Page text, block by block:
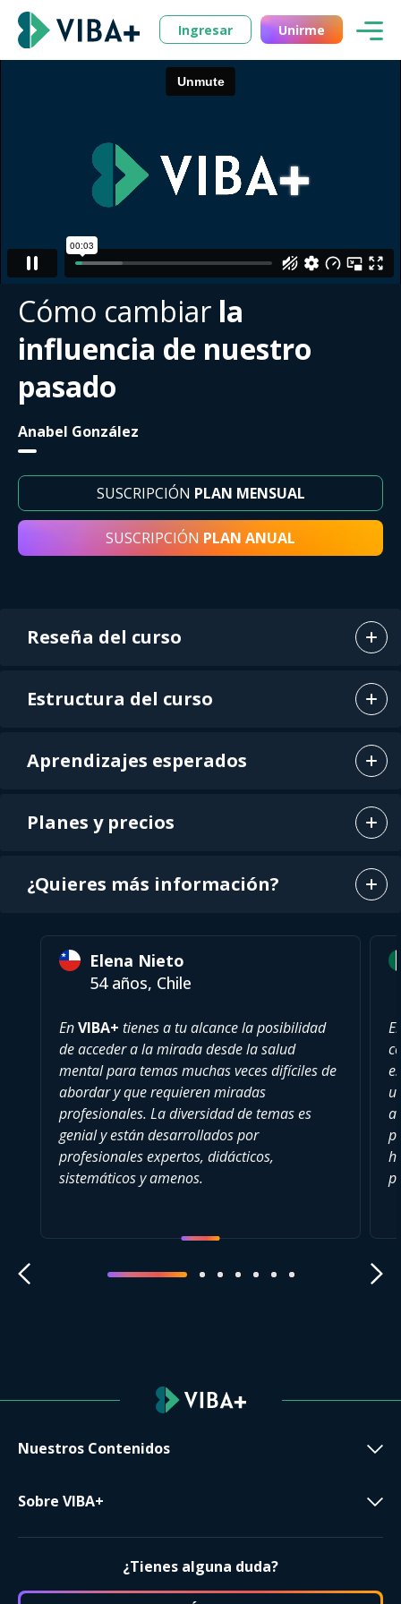
Ingresar Unirme
Cómo cambiar la
influencia de nuestro
pasado
Anabel González
SUSCRIPCIÓN PLAN MENSUAL
SUSCRIPCIÓN PLAN ANUAL
Reseña del curso
Estructura del curso
Aprendizajes esperados
Planes y precios
¿Quieres más información?
Elena Nieto
54 años, Chile
EnVIBA+ tienes a tu alcance la posibilidad
de acceder a la mirada desde la salud
mental para temas muchas veces difíciles de
abordar y que requieren miradas
profesionales. La diversidad de temas es
genial y están desarrollados por
profesionales expertos, didácticos,
sistemáticos y amenos.
Nuestros Contenidos
Sobre VIBA+
¿Tienes alguna duda?